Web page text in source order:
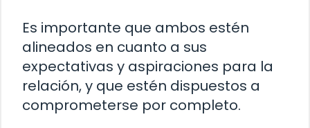
Es importante que ambos estén
alineados en cuanto a sus
expectativas y aspiraciones para la
relación, y que estén dispuestos a
comprometerse por completo.